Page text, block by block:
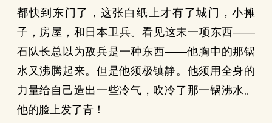
都快到东门了，这张白纸上才有了城门，小摊
子，房屋，和日本卫兵。看见这末一项东西——
石队长总以为敌兵是一种东西——他胸中的那锅
水又沸腾起来。但是他须极镇静。他须用全身的
力量给自己造出一些冷气，吹冷了那一锅沸水。
他的脸上发了青！